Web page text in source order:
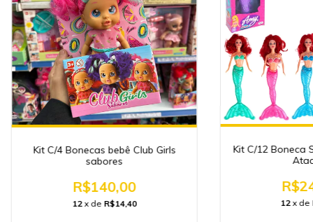
Kit C/4 Bonecas bebê Club Girls
sabores
R$140,00
12 x de R$14,40
Kit C/12 Boneca
12 x de